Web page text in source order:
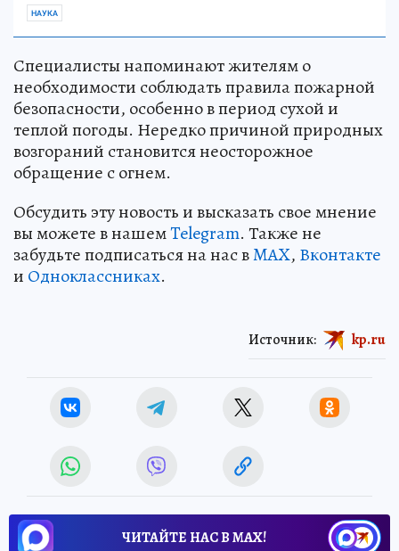
НАУКА
Специалисты напоминают жителям о
необходимости соблюдать правила пожарной
безопасности, особенно в период сухой и
теплой погоды. Нередко причиной природных
возгораний становится неосторожное
обращение с огнем.
Обсудить эту новость и высказать свое мнение
вы можете в нашемTelegram. Также не
забудьте подписаться на нас вMAX, Вконтакте
и Одноклассниках.
Источник: kp.ru
ЧИТАЙТЕ НАС В МАХ!